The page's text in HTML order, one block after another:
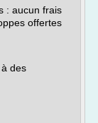
: aucun frais
offertes
des